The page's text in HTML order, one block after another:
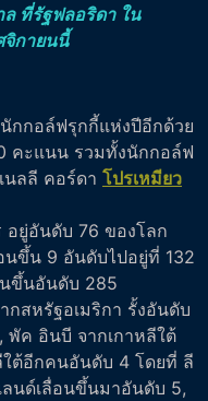
ที่รัฐฟลอริดา ใน
จิกายนนี้
กกอล์ฟรุกกี้แห่งปีอีกด้วย
คะแนน รวมทั้งนักกอล์ฟ
นลลี คอร์ดา โปรเหมียว
ยู่อันดับ 76 ของโลก
นขึ้น 9 อันดับไปอยู่ที่ 132
ขึ้นอันดับ 285
สหรัฐอเมริกา รั้งอันดับ
พัค อินบี จากเกาหลีใต้
ต้อีกคนอันดับ 4 โดยที่ ลี
นด์เลื่อนขึ้นมาอันดับ 5,